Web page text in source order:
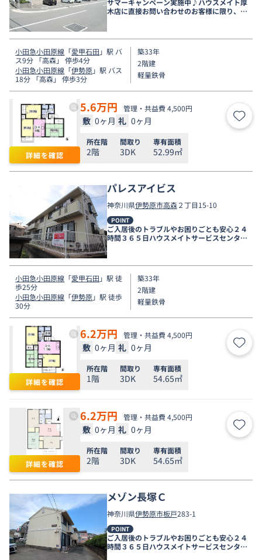
サマーキャンペーン実施中♪ハウスメイト厚
木店に直接お問い合わせのお客様に限り、９
小田急小田原線 「愛甲石田 」駅 バ
ス9分 「高森」 停歩4分
小田急小田原線 「伊勢原」駅 バス
18分 「高森」 停歩3分
築33年
2階建
軽量鉄骨
詳細を確認
5.6万円 管理・共益費 4,500円
敷 0ヶ月 礼 0ヶ月 お気
所在階
2階
間取り
3DK
専有面積
52.99㎡
パレスアイビス
神奈川県伊勢原市高森２丁目15-10
POINT
ご入居後のトラブルやお困りごとも安心２４
時間３６５日ハウスメイトサービスセンター
電話受付対応。
小田急小田原線 「愛甲石田 」駅 徒
歩25分
小田急小田原線 「伊勢原」駅 徒歩
30分
築33年
2階建
軽量鉄骨
詳細を確認
6.2万円 管理・共益費 4,500円
敷 0ヶ月 礼 0ヶ月 お気
所在階
1階
間取り
3DK
専有面積
54.65㎡
詳細を確認
6.2万円 管理・共益費 4,500円
敷 0ヶ月 礼 0ヶ月 お気
所在階
2階
間取り
3DK
専有面積
54.65㎡
メゾン長塚Ｃ
神奈川県伊勢原市板戸283-1
POINT
ご入居後のトラブルやお困りごとも安心２４
時間３６５日ハウスメイトサービスセンター